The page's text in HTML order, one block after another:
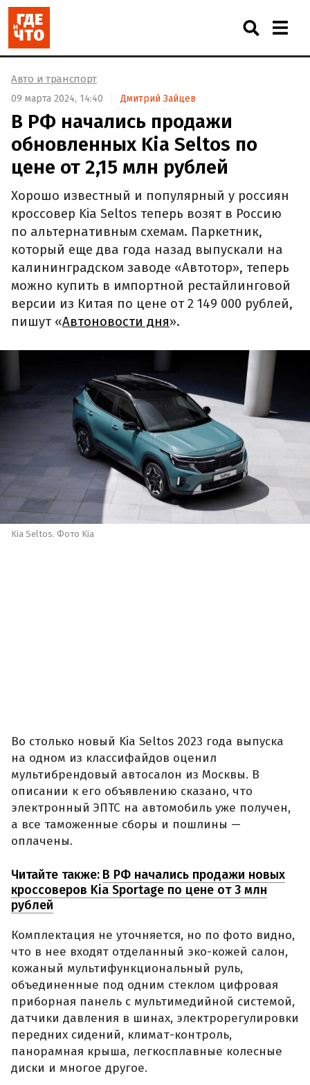
Авто и транспорт
09 марта 2024, 14:40 Дмитрий Зайцев
В РФ начались продажи
обновленных Kia Seltos по
цене от 2,15 млн рублей
Хорошо известный и популярный у россиян
кроссовер Kia Seltos теперь возят в Россию
по альтернативным схемам. Паркетник,
который еще два года назад выпускали на
калининградском заводе «Автотор», теперь
можно купить в импортной рестайлинговой
версии из Китая по цене от 2 149 000 рублей,
пишут «Автоновости дня».
Kia Seltos. Фото Kia
Во столько новый Kia Seltos 2023 года выпуска
на одном из классифайдов оценил
мультибрендовый автосалон из Москвы. В
описании к его объявлению сказано, что
электронный ЭПТС на автомобиль уже получен,
а все таможенные сборы и пошлины —
оплачены.
Читайте также: В РФ начались продажи новых
кроссоверов Kia Sportage по цене от 3 млн
рублей
Комплектация не уточняется, но по фото видно,
что в нее входят отделанный эко-кожей салон,
кожаный мультифункциональный руль,
объединенные под одним стеклом цифровая
приборная панель с мультимедийной системой,
датчики давления в шинах, электрорегулировки
передних сидений, климат-контроль,
панорамная крыша, легкосплавные колесные
диски и многое другое.